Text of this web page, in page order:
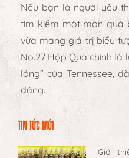
Nếu bạn là người yêu
tìm kiếm một món quà
vừa mang giá trị biểu
No.27 Hộp Quà chính là
lỏng” của Tennessee,
đáng.
TIN TỨC MỚI
Giới